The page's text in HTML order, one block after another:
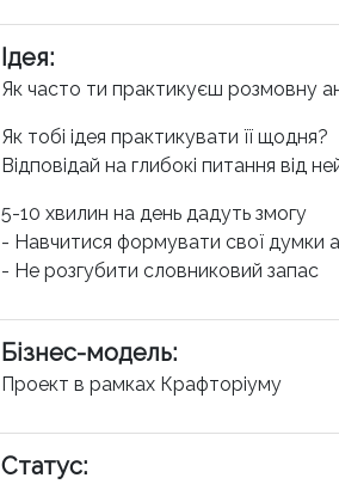
Ідея:
Як часто ти практикуєш розмовну
Як тобі ідея практикувати її щодня?
Відповідай на глибокі питання від
5-10 хвилин на день дадуть змогу
- Навчитися формувати свої думки
- Не розгубити словниковий запас
Бізнес-модель:
Проект в рамках Крафторіуму
Статус: